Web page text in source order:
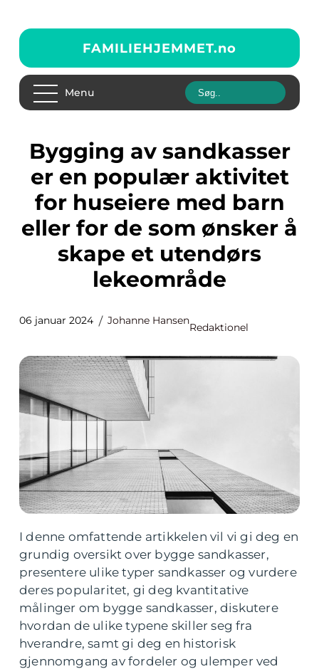
FAMILIEHJEMMET.no
Menu
Bygging av sandkasser
er en populær aktivitet
for huseiere med barn
eller for de som ønsker å
skape et utendørs
lekeområde
06 januar 2024 Johanne Hansen
Redaktionel
I denne omfattende artikkelen vil vi gi deg en
grundig oversikt over bygge sandkasser,
presentere ulike typer sandkasser og vurdere
deres popularitet, gi deg kvantitative
målinger om bygge sandkasser, diskutere
hvordan de ulike typene skiller seg fra
hverandre, samt gi deg en historisk
gjennomgang av fordeler og ulemper ved